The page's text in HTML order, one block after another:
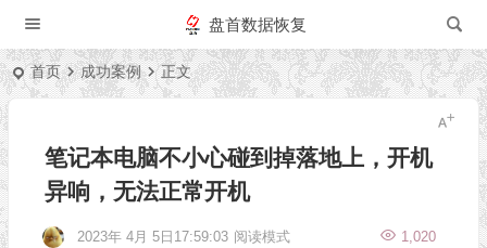
盘首数据恢复
首页 成功案例 正文
笔记本电脑不小心碰到掉落地上，开机
异响，无法正常开机
2023年 4月 5日17:59:03 1,020
阅读模式